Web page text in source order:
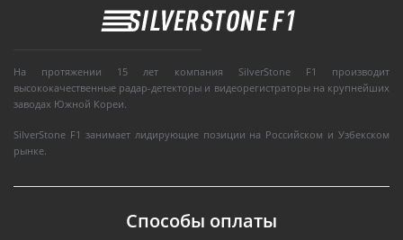
На протяжении 15 лет компания SilverStone F1 производит
высококачественные радар-детекторы и видеорегистраторы на крупнейших
заводах Южной Кореи.
SilverStone F1 занимает лидирующие позиции на Российском и Узбекском
рынке.
Способы оплаты